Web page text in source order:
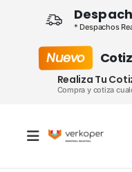
* Despachos
Nuevo
Realiza Tu
Compra y cotiza